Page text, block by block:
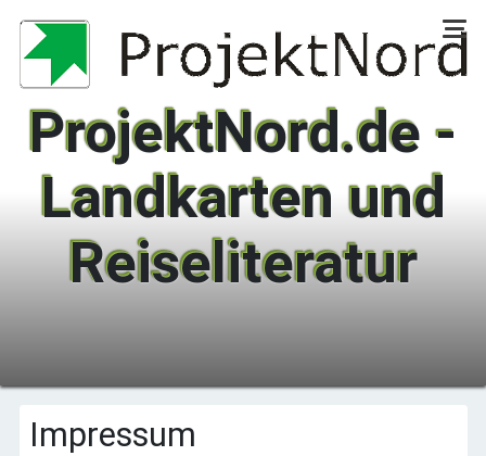
ProjektNord.de -
Landkarten und
Reiseliteratur
Über uns
Impressum